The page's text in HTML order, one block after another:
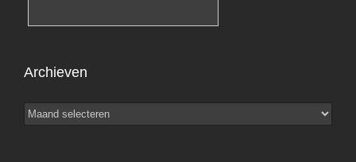
Archieven
Archieven